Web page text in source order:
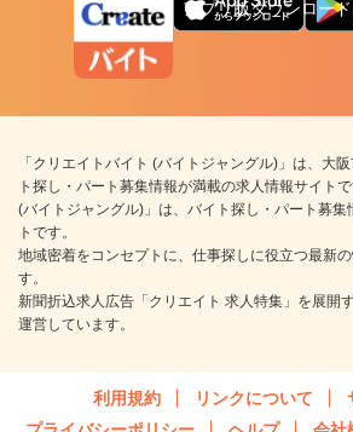
アプリ版ダウンロー
「クリエイトバイト (バイトジャングル)」は、大
ト探し・パート募集情報が満載の求人情報サイト
(バイトジャングル)」は、バイト探し・パート募集
トです。
地域密着をコンセプトに、仕事探しに役立つ最新
す。
新聞折込求人広告「クリエイト 求人特集」を展開
運営しています。
利用規約 リンクについて